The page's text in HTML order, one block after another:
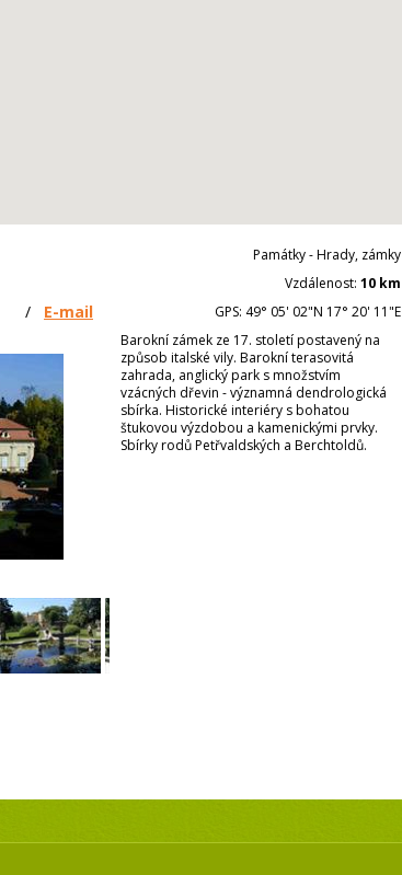
/ E-mail
Památky - Hrady, zámky
Vzdálenost: 10 km
GPS: 49° 05' 02"N 17° 20' 11"E
Barokní zámek ze 17. století postavený na
způsob italské vily. Barokní terasovitá
zahrada, anglický park s množstvím
vzácných dřevin - významná dendrologická
sbírka. Historické interiéry s bohatou
štukovou výzdobou a kamenickými prvky.
Sbírky rodů Petřvaldských a Berchtoldů.